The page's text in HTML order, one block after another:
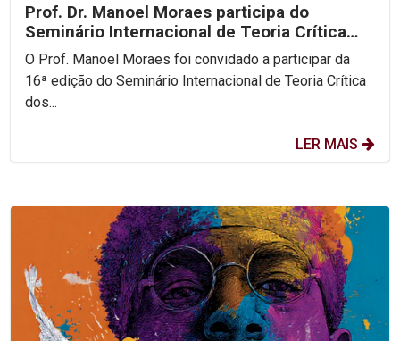
Prof. Dr. Manoel Moraes participa do
Seminário Internacional de Teoria Crítica
dos Direitos...
O Prof. Manoel Moraes foi convidado a participar da
16ª edição do Seminário Internacional de Teoria Crítica
dos...
LER MAIS